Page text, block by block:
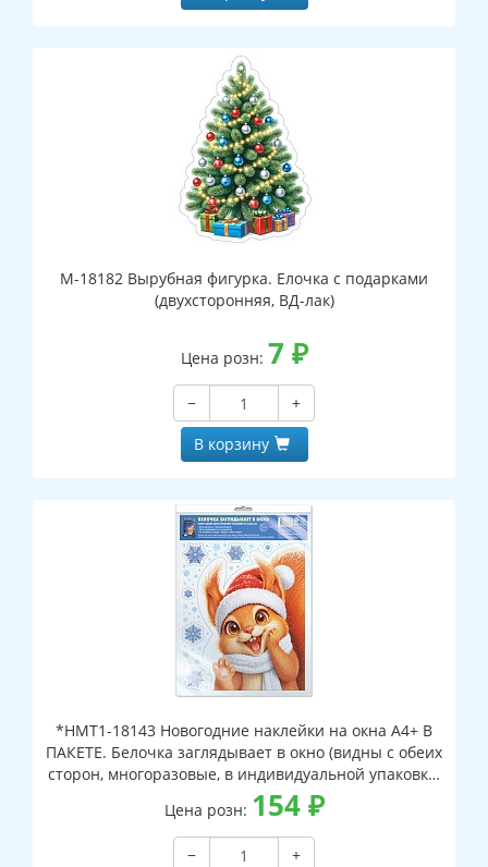
М-18182 Вырубная фигурка. Елочка с подарками
(двухсторонняя, ВД-лак)
Цена розн: 7 ₽
−
+
В корзину
*НМТ1-18143 Новогодние наклейки на окна А4+ В
ПАКЕТЕ. Белочка заглядывает в окно (видны с обеих
сторон, многоразовые, в индивидуальной упаковке,
с европодвесом и клеевым клапаном)
Цена розн: 154₽
−
+